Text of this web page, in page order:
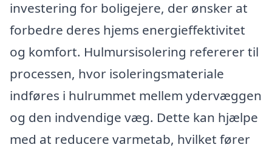
investering for boligejere, der ønsker at
forbedre deres hjems energieffektivitet
og komfort. Hulmursisolering refererer til
processen, hvor isoleringsmateriale
indføres i hulrummet mellem ydervæggen
og den indvendige væg. Dette kan hjælpe
med at reducere varmetab, hvilket fører